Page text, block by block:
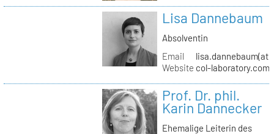
Lisa Dannebaum
Absolventin
Email
Website col-laboratory.com
Prof. Dr. phil.
Karin Dannecker
Ehemalige Leiterin des